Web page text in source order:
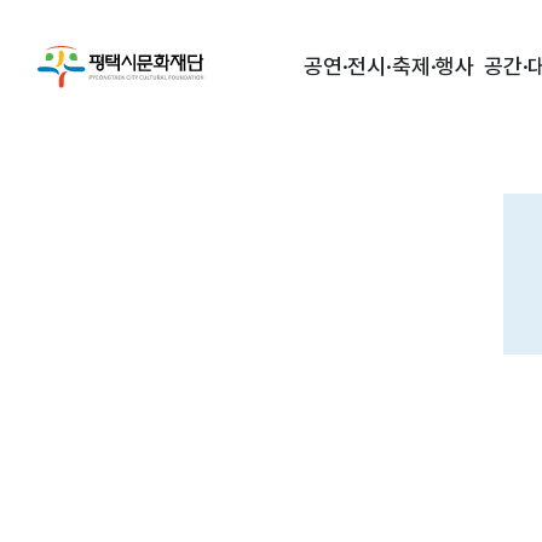
공연·전시·축제·행사 공간·